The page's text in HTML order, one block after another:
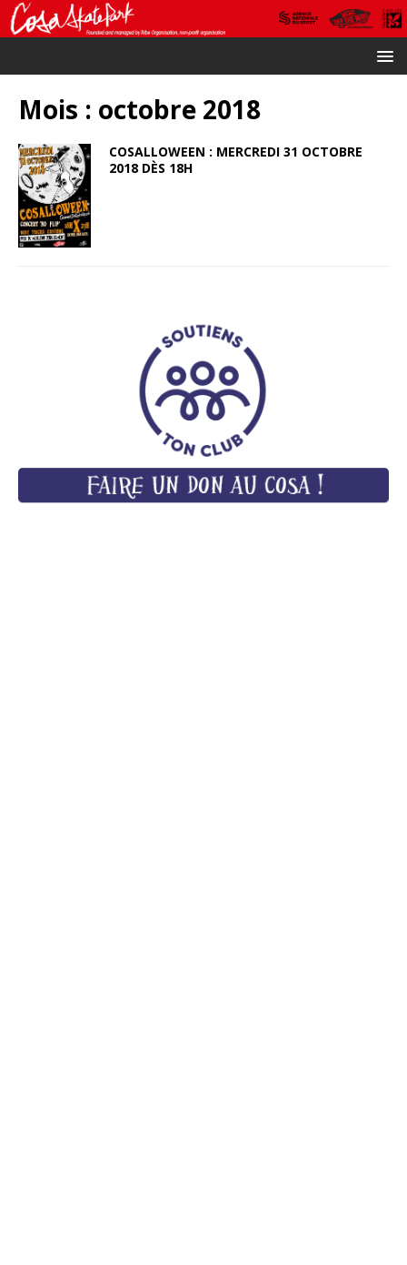
Mois : octobre 2018
COSALLOWEEN : MERCREDI 31 OCTOBRE
2018 DÈS 18H